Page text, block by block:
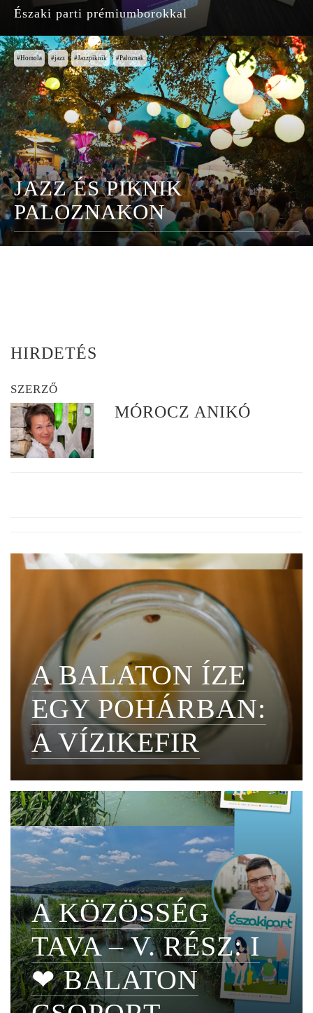
Északi parti prémiumborokkal
Homola jazz Jazzpiknik Paloznak
JAZZ ÉS PIKNIK
PALOZNAKON
HIRDETÉS
SZERZŐ
MÓROCZ ANIKÓ
A BALATON ÍZE
EGY POHÁRBAN:
A VÍZIKEFIR
A KÖZÖSSÉG
TAVA – V. RÉSZ: I
❤ BALATON